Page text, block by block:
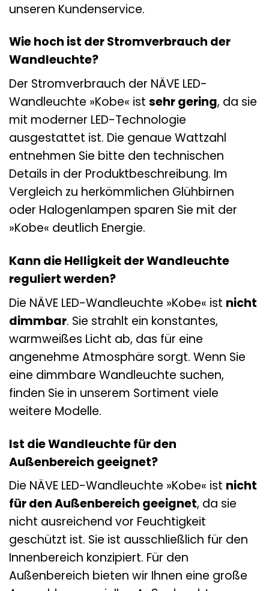
unseren Kundenservice.
Wie hoch ist der Stromverbrauch der
Wandleuchte?
Der Stromverbrauch der NÄVE LED-
Wandleuchte »Kobe« ist sehr gering, da sie
mit moderner LED-Technologie
ausgestattet ist. Die genaue Wattzahl
entnehmen Sie bitte den technischen
Details in der Produktbeschreibung. Im
Vergleich zu herkömmlichen Glühbirnen
oder Halogenlampen sparen Sie mit der
»Kobe« deutlich Energie.
Kann die Helligkeit der Wandleuchte
reguliert werden?
Die NÄVE LED-Wandleuchte »Kobe« ist nicht
dimmbar. Sie strahlt ein konstantes,
warmweißes Licht ab, das für eine
angenehme Atmosphäre sorgt. Wenn Sie
eine dimmbare Wandleuchte suchen,
finden Sie in unserem Sortiment viele
weitere Modelle.
Ist die Wandleuchte für den
Außenbereich geeignet?
Die NÄVE LED-Wandleuchte »Kobe« ist nicht
für den Außenbereich geeignet, da sie
nicht ausreichend vor Feuchtigkeit
geschützt ist. Sie ist ausschließlich für den
Innenbereich konzipiert. Für den
Außenbereich bieten wir Ihnen eine große